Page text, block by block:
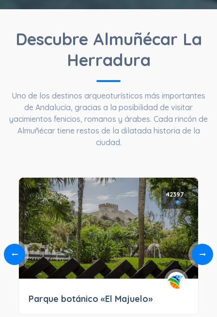
Descubre Almuñécar La
Herradura
Uno de los destinos arqueoturísticos más importantes
de Andalucía, gracias a la posibilidad de visitar
yacimientos fenicios, romanos y árabes. Cada rincón de
Almuñécar tiene restos de la dilatada historia de la
ciudad.
42397
Parque botánico «El Majuelo»